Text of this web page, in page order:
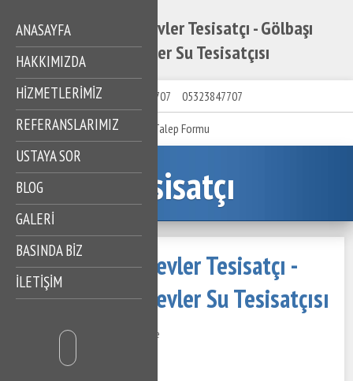
Gölbaşı Bahçelievler Tesisatçı - Gölbaşı
Bahçelievler Su Tesisatçısı
ANASAYFA
HAKKIMIZDA
HIZMETLERIMIZ
REFERANSLARIMIZ
USTAYA SOR
BLOG
GALERİ
BASINDA BİZ
İLETİŞİM
05323847707 05323847707
Talep Formu
Tesisatçı
Gölbaşı Bahçelievler Tesisatçı -
Gölbaşı Bahçelievler Su Tesisatçısı
14 Kasım 2020 591 Görüntüleme
İçindekiler